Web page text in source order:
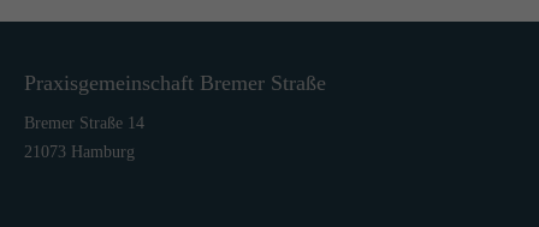
Praxisgemeinschaft Bremer Straße
Bremer Straße 14
21073 Hamburg